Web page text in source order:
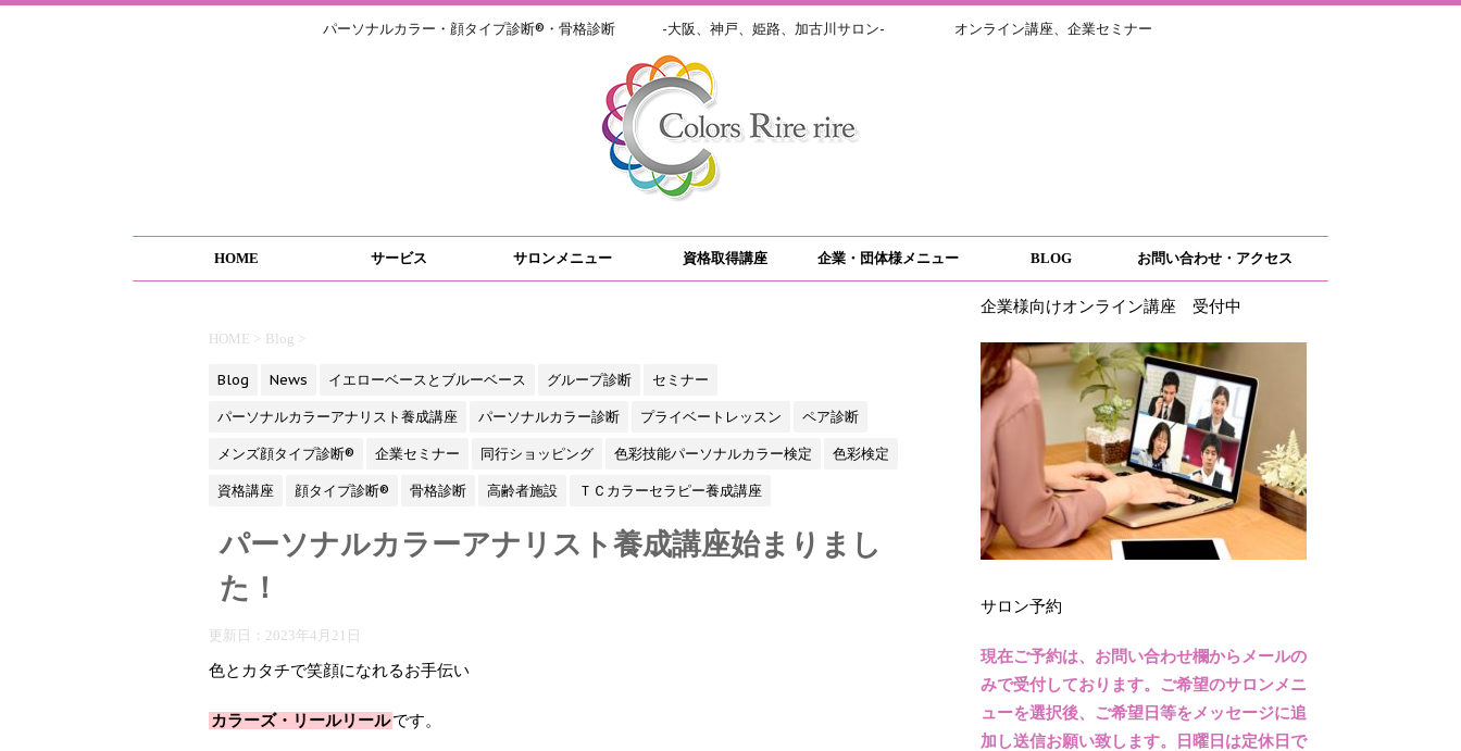
パーソナルカラー・顔タイプ診断®・骨格診断 -大阪、神戸、姫路、加古川サロン- オンライン講座、企業セミナー
HOME サービス サロンメニュー 資格取得講座 企業・団体様メニュー BLOG お問い合わせ・アクセス
HOME > Blog >
Blog News イエローベースとブルーベース グループ診断
セミナー
パーソナルカラーアナリスト養成講座
パーソナルカラー診断 プライベートレッスン
ペア診断
メンズ顔タイプ診断®
企業セミナー 同行ショッピング 色彩技能パーソナルカラー検定
色彩検定
資格講座
顔タイプ診断® 骨格診断 高齢者施設 ＴＣカラーセラピー養成講座
パーソナルカラーアナリスト養成講座始まりまし
た！
更新日： 2023年4月21日
色とカタチで笑顔になれるお手伝い
カラーズ・リールリールです。
企業様向けオンライン講座 受付中
サロン予約
現在ご予約は、お問い合わせ欄からメールの
みで受付しております。ご希望のサロンメニ
ューを選択後、ご希望日等をメッセージに追
加し送信お願い致します。日曜日は定休日で